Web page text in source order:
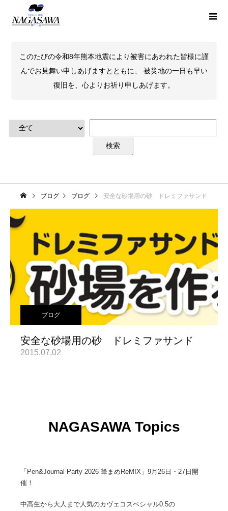
このたびの令和8年熊本地震により被害にあわれた皆様に謹
んでお見舞い申しあげますとともに、 被災地の一日も早い
復旧を、心よりお祈り申しあげます。
ブログ ブログ 安全な砂場用の砂 ドレミファサンド
ブログ
安全な砂場用の砂 ドレミファサンド
2015.07.02
NAGASAWA Topics
「Pen&Journal Party 2026 筆まめReMIX」9月26日・27日開
催！
中高生から大人まで人気のカヴェコスペシャル0.5の